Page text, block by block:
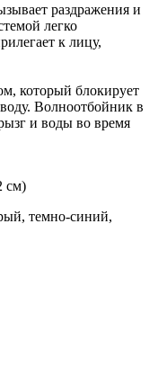
раздражения и
легко
к лицу,
который блокирует
Волноотбойник в
и воды во время
см)
темно-синий,